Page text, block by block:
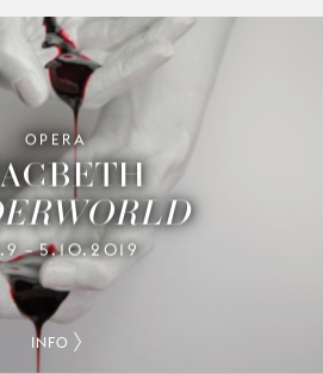
OPERA
–5.10.2019
INFO